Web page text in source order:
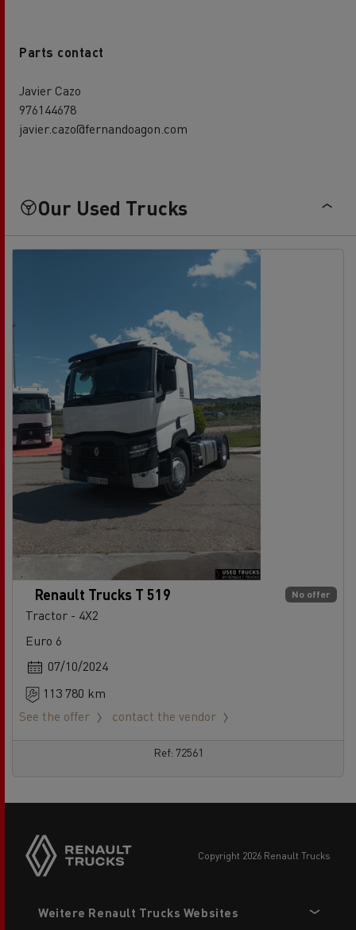
Parts contact
Javier Cazo
976144678
javier.cazo@fernandoagon.com
Our Used Trucks
No offer
Renault Trucks T 519
Tractor - 4X2
Euro 6
07/10/2024
113 780 km
See the offer
contact the vendor
Ref: 72561
buttons
copyright 2026 Renault Trucks
menu
Weitere Renault Trucks Websites